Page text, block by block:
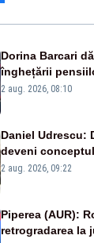
Dorina Barcari
înghețării
pierdute de
2 aug. 2026, 08:10
Daniel Udrescu:
deveni
viitoare?
2 aug. 2026, 09:22
Piperea (AUR):
retrogradarea la